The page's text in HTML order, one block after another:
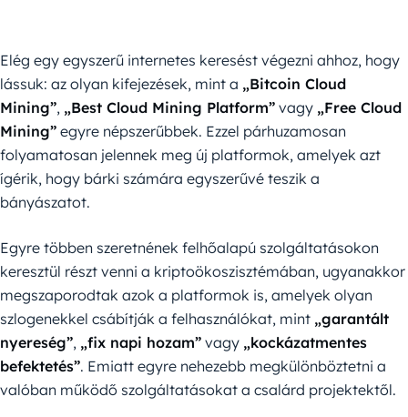
Elég egy egyszerű internetes keresést végezni ahhoz, hogy
lássuk: az olyan kifejezések, mint a „Bitcoin Cloud
Mining”, „Best Cloud Mining Platform” vagy „Free Cloud
Mining” egyre népszerűbbek. Ezzel párhuzamosan
folyamatosan jelennek meg új platformok, amelyek azt
ígérik, hogy bárki számára egyszerűvé teszik a
bányászatot.
Egyre többen szeretnének felhőalapú szolgáltatásokon
keresztül részt venni a kriptoökoszisztémában, ugyanakkor
megszaporodtak azok a platformok is, amelyek olyan
szlogenekkel csábítják a felhasználókat, mint „garantált
nyereség”, „fix napi hozam” vagy „kockázatmentes
befektetés”. Emiatt egyre nehezebb megkülönböztetni a
valóban működő szolgáltatásokat a csalárd projektektől.